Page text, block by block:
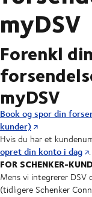
myDSV
Forenkl din
myDSV
Book og spor din
kunder)
Hvis du har et
opret din konto i dag .
FOR SCHENKER-
Mens vi integrerer DSV
(tidligere Schenker